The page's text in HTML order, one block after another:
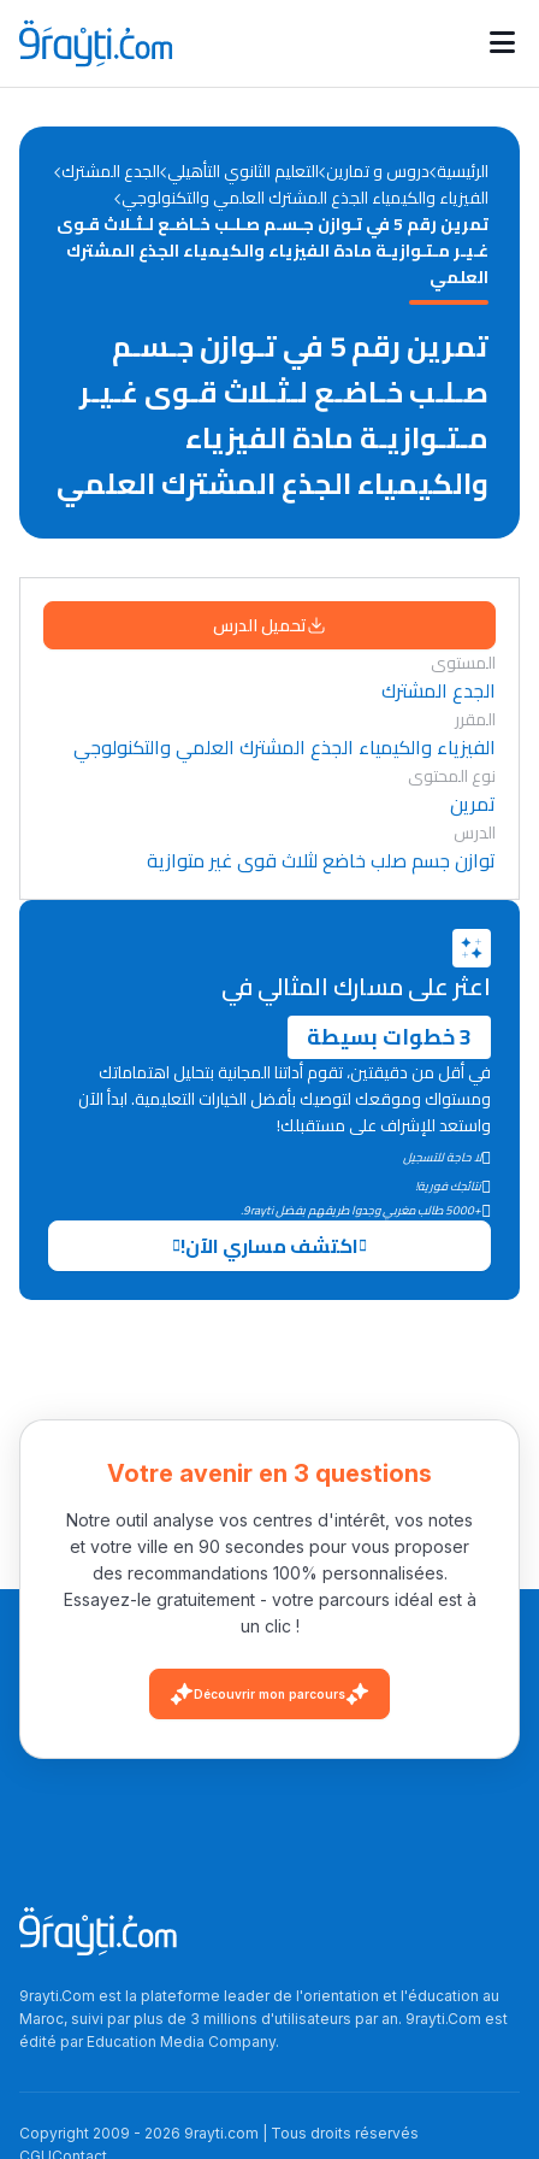
Catégories
d'actualités
Annonces bourses
Lycée Maroc
التعليم الثانوي التأهيلي
Collège au Maroc
التعليم الثانوي الإعدادي
+ de 89 Interviews/Vidéos
دليل المهن
ما يزيد عن 149 مهنة
دليل التوجيه
التوجيه بالثانوي و الإعدادي
Ki Derti Liha
ومن الخارج، بشرى
الرئيسية دروس و تمارين التعليم الثانوي التأهيلي الجدع المشترك
الفيزياء والكيمياء الجذع المشترك العلمي والتكنولوجي
تمرين رقم 5 في تـوازن جـسـم صـلـب خـاضـع لـثـلاث قـوى
غـيـر مـتـوازيـة مادة الفيزياء والكيمياء الجذع المشترك
العلمي
تمرين رقم 5 في تـوازن جـسـم
صـلـب خـاضـع لـثـلاث قـوى غـيـر
مـتـوازيـة مادة الفيزياء
والكيمياء الجذع المشترك العلمي
تحميل الدرس
المستوى
الجدع المشترك
المقرر
الفيزياء والكيمياء الجذع المشترك العلمي والتكنولوجي
نوع المحتوى
تمرين
الدرس
توازن جسم صلب خاضع لثلاث قوى غير متوازية
اعثر على مسارك المثالي في
3 خطوات بسيطة
في أقل من دقيقتين، تقوم أداتنا المجانية بتحليل اهتماماتك
ومستواك وموقعك لتوصيك بأفضل الخيارات التعليمية. ابدأ الآن
واستعد للإشراف على مستقبلك!
لا حاجة للتسجيل
نتائجك فورية!
+5000 طالب مغربي وجدوا طريقهم بفضل 9rayti.
اكتشف مساري الآن!
Votre avenir en 3 questions
Notre outil analyse vos centres d'intérêt, vos notes
et votre ville en 90 secondes pour vous proposer
des recommandations 100% personnalisées.
Essayez-le gratuitement - votre parcours idéal est à
un clic !
Découvrir mon parcours
9rayti.Com est la plateforme leader de l'orientation et l'éducation au
Maroc, suivi par plus de 3 millions d'utilisateurs par an. 9rayti.Com est
édité parEducation Media Company.
Copyright 2009 - 2026 9rayti.com | Tous droits réservés